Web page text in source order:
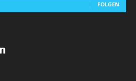
FOLGEN